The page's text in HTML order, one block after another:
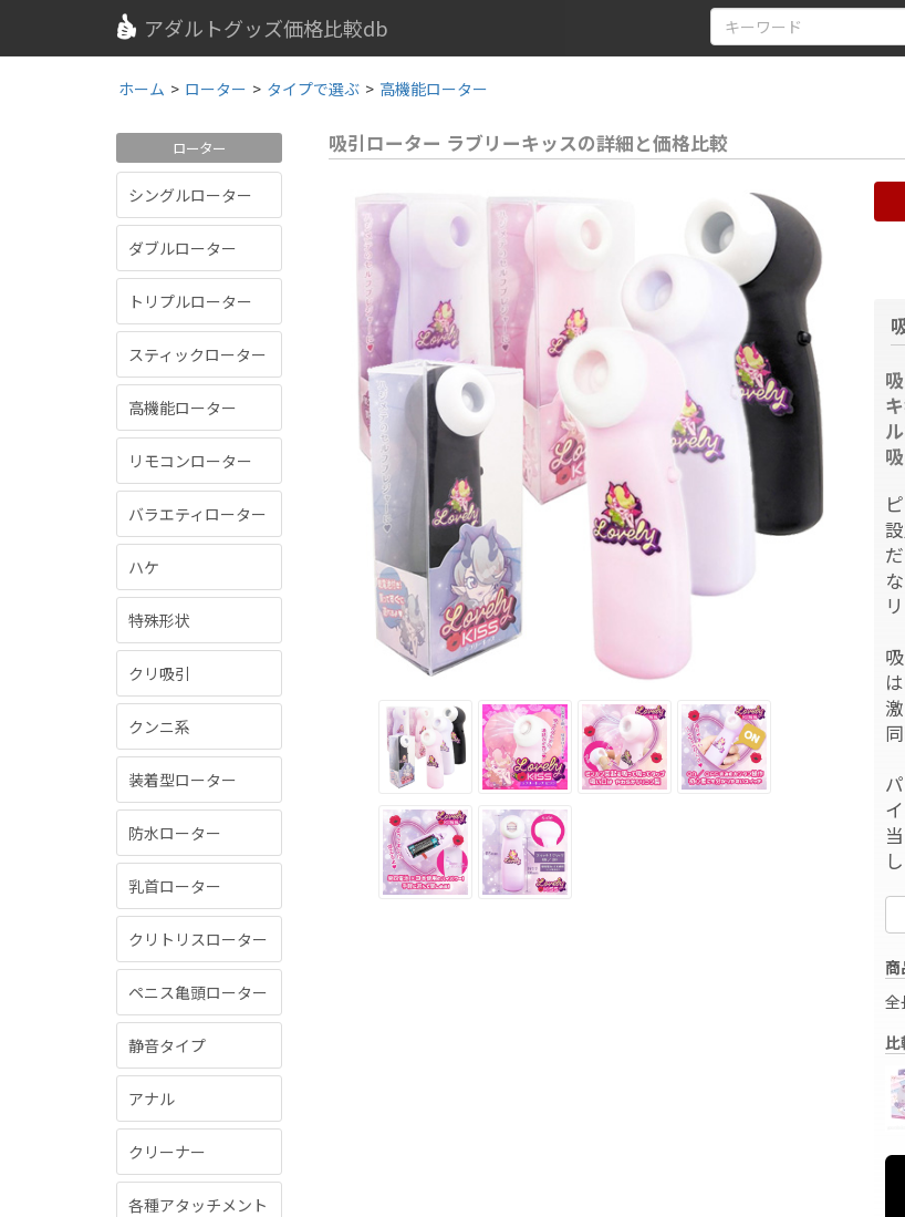
アダルトグッズ価格比較db
ホーム > ローター > タイプで選ぶ > 高機能ローター
ローター
シングルローター
ダブルローター
トリプルローター
スティックローター
高機能ローター
リモコンローター
バラエティローター
ハケ
特殊形状
クリ吸引
クンニ系
装着型ローター
防水ローター
乳首ローター
クリトリスローター
ペニス亀頭ローター
静音タイプ
アナル
クリーナー
各種アタッチメント
吸引ローター ラブリーキッスの詳細と価格比較
全
比